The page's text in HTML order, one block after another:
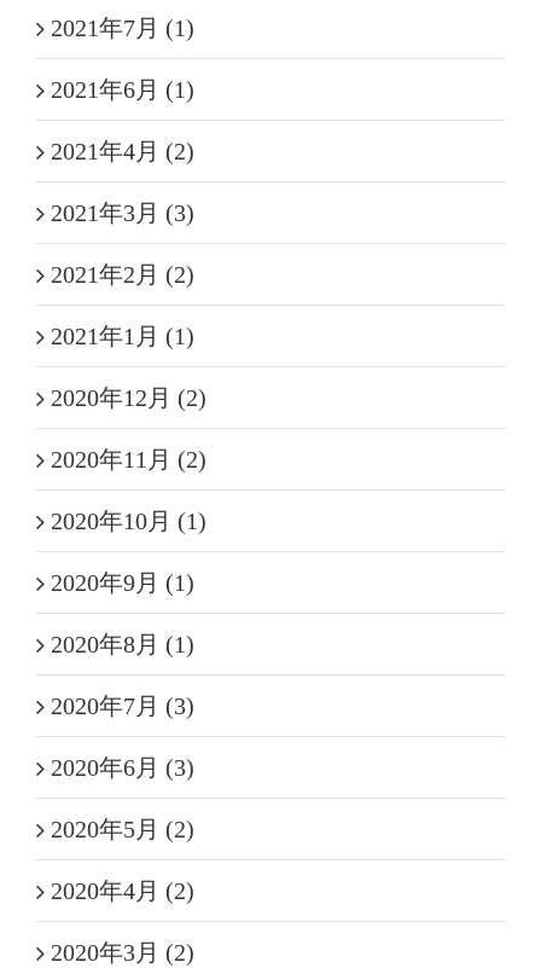
2021年7月 (1)
2021年6月 (1)
2021年4月 (2)
2021年3月 (3)
2021年2月 (2)
2021年1月 (1)
2020年12月 (2)
2020年11月 (2)
2020年10月 (1)
2020年9月 (1)
2020年8月 (1)
2020年7月 (3)
2020年6月 (3)
2020年5月 (2)
2020年4月 (2)
2020年3月 (2)